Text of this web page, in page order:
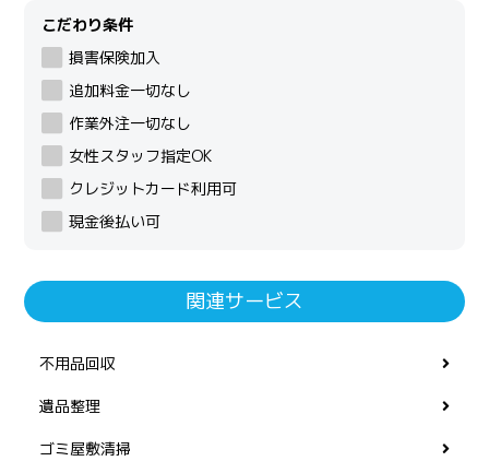
こだわり条件
損害保険加入
追加料金一切なし
作業外注一切なし
女性スタッフ指定OK
クレジットカード利用可
現金後払い可
関連サービス
不用品回収
遺品整理
ゴミ屋敷清掃